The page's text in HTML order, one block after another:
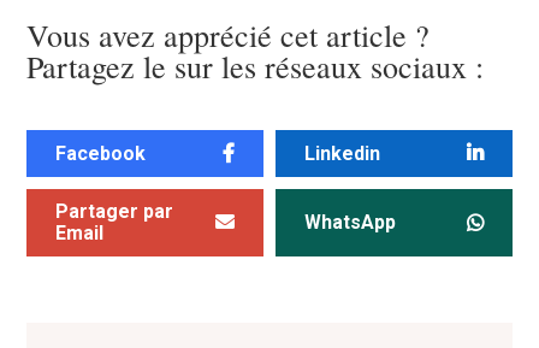
Vous avez apprécié cet article ?
Partagez le sur les réseaux sociaux :
Facebook Linkedin
Partager par
Email
WhatsApp